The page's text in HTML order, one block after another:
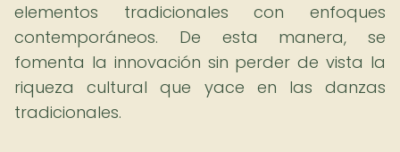
elementos tradicionales con enfoques
contemporáneos. De esta manera, se
fomenta la innovación sin perder de vista la
riqueza cultural que yace en las danzas
tradicionales.